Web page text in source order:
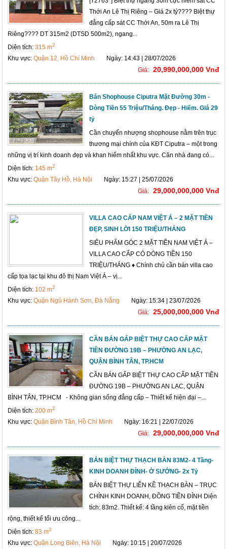
Thới An Lê Thị Riêng – Giá 2x tỷ???? Biệt thự
đẳng cấp sát CC Thới An, 50m ra Lê Thị
Riêng???? DT 315m2 (DTSD 500m2), ngang...
Diện tích:315 m2
Khu vực:Quận 12, Hồ Chí Minh
Ngày: 14:43 | 28/07/2026
Giá: 20,990,000,000 Vnđ
Bán Shophouse Ciputra Mặt Đường 30m -
Dòng Tiền 55 Triệu/Tháng. Đẹp - Hiếm. Giá 29
tỷ
Cần chuyển nhượng shophouse nằm trên trục
thương mại chính của KĐT Ciputra – một trong
những vị trí kinh doanh đẹp và khan hiếm nhất khu vực. Căn nhà đang có...
Diện tích: 145 m2
Khu vực:Quận Tây Hồ, Hà Nội
Ngày: 15:27 | 25/07/2026
Giá: 29,000,000,000 Vnđ
VILLA CAO CẤP NAM VIỆT Á – 2 MẶT TIỀN
ĐẸP, SINH LỜI 150 TRIỆU/THÁNG
SIÊU PHẨM GÓC 2 MẶT TIỀN NAM VIỆT Á –
VILLA CAO CẤP CÓ DÒNG TIỀN 150
TRIỆU/THÁNG ♦ Chính chủ cần bán villa cao
cấp tọa lạc tại khu đô thị Nam Việt Á – vị...
Diện tích: 102 m2
Khu vực:Quận Ngũ Hành Sơn, Đà Nẵng
Ngày: 15:34 | 23/07/2026
Giá: 25,000,000,000 Vnđ
CẦN BÁN GẤP BIỆT THỰ CAO CẤP MẶT
TIỀN ĐƯỜNG 19B – PHƯỜNG AN LẠC,
QUẬN BÌNH TÂN, TP.HCM
CẦN BÁN GẤP BIỆT THỰ CAO CẤP MẶT TIỀN
ĐƯỜNG 19B – PHƯỜNG AN LẠC, QUẬN
BÌNH TÂN, TP.HCM - Không gian sống đẳng cấp – Thiết kế hiện đại –...
Diện tích:200 m2
Khu vực:Quận Bình Tân, Hồ Chí Minh
Ngày: 16:21 | 22/07/2026
Giá: 29,000,000,000 Vnđ
BÁN BIỆT THỰ THẠCH BÀN 83M2- 4 Tầng-
KINH DOANH ĐỈNH- Ở SƯỚNG- 2x Tỷ
BÁN BIỆT THỰ LIỀN KỀ THẠCH BÀN – TRỤC
CHÍNH KINH DOANH, ĐỒNG TIỀN ĐỈNH Diện
tích: 83m2. Thiết kế: 4 tầng kiên cố, mặt tiền
rộng, thiết kế tối ưu công...
Diện tích:83 m2
Khu vực:Quận Long Biên, Hà Nội
Ngày: 10:15 | 20/07/2026